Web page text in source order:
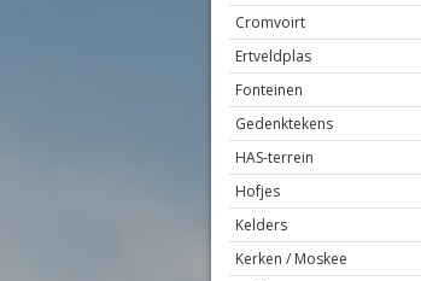
Cromvoirt
Ertveldplas
Fonteinen
Gedenktekens
HAS-terrein
Hofjes
Kelders
Kerken / Moskee